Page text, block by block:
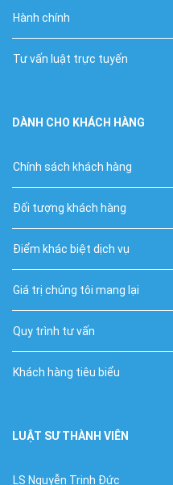
Hành chính
Tư vấn luật trực tuyến
DÀNH CHO KHÁCH HÀNG
Chính sách khách hàng
Đối tượng khách hàng
Điểm khác biệt dịch vụ
Giá trị chúng tôi mang lại
Quy trình tư vấn
Khách hàng tiêu biểu
LUẬT SƯ THÀNH VIÊN
LS Nguyễn Trinh Đức